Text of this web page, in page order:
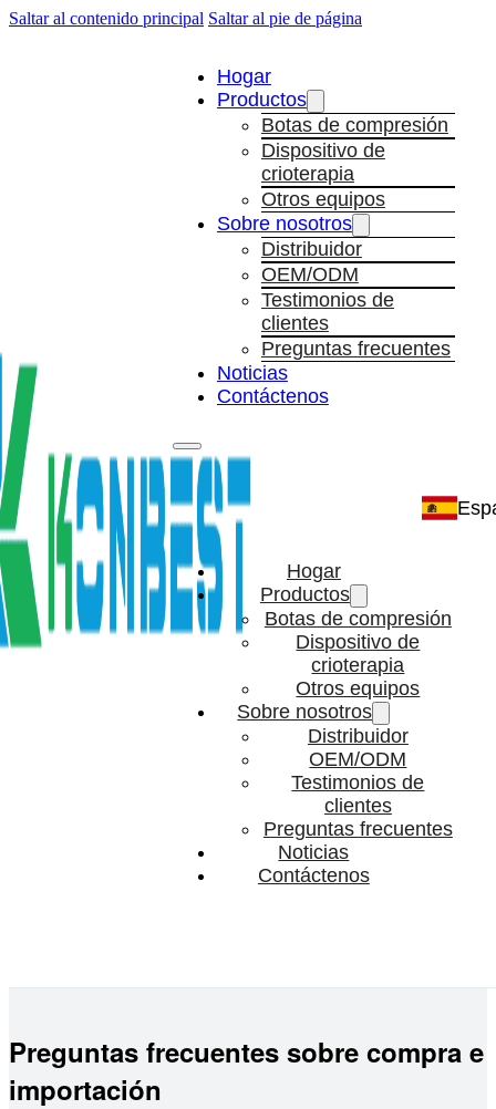
Saltar al contenido principal Saltar al pie de página
Hogar
Productos
Botas de compresión
Dispositivo de
crioterapia
Otros equipos
Sobre nosotros
Distribuidor
OEM/ODM
Testimonios de
clientes
Preguntas frecuentes
Noticias
Contáctenos
Hogar
Productos
Botas de compresión
Dispositivo de
crioterapia
Otros equipos
Sobre nosotros
Distribuidor
OEM/ODM
Testimonios de
clientes
Preguntas frecuentes
Noticias
Contáctenos
Preguntas frecuentes sobre compra e
importación